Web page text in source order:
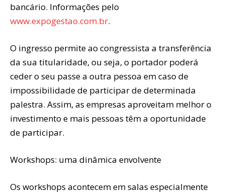
bancário. Informações pelo
www.expogestao.com.br.
O ingresso permite ao congressista a transferência
da sua titularidade, ou seja, o portador poderá
ceder o seu passe a outra pessoa em caso de
impossibilidade de participar de determinada
palestra. Assim, as empresas aproveitam melhor o
investimento e mais pessoas têm a oportunidade
de participar.
Workshops: uma dinâmica envolvente
Os workshops acontecem em salas especialmente